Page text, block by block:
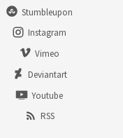
Stumbleupon
Instagram
Vimeo
Deviantart
Youtube
RSS